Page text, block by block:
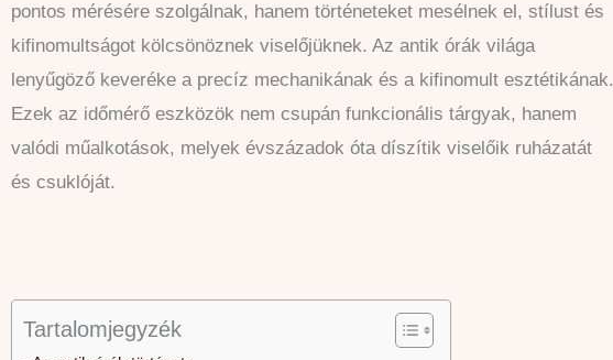
pontos mérésére szolgálnak, hanem történeteket mesélnek el, stílust és
kifinomultságot kölcsönöznek viselőjüknek. Az antik órák világa
lenyűgöző keveréke a precíz mechanikának és a kifinomult esztétikának.
Ezek az időmérő eszközök nem csupán funkcionális tárgyak, hanem
valódi műalkotások, melyek évszázadok óta díszítik viselőik ruházatát
és csuklóját.
Tartalomjegyzék